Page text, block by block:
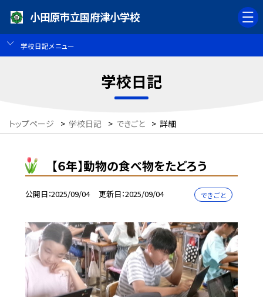
小田原市立国府津小学校
学校日記メニュー
学校日記
トップページ > 学校日記 > できごと > 詳細
【６年】動物の食べ物をたどろう
公開日 2025/09/04 更新日 2025/09/04 できごと